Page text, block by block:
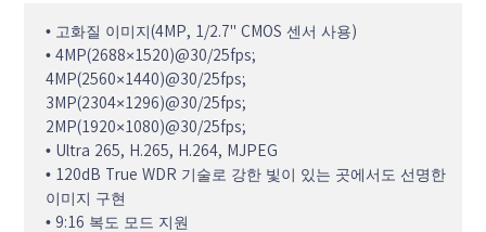
• 고화질 이미지(4MP, 1/2.7" CMOS 센서 사용)
• 4MP(2688×1520)@30/25fps;
4MP(2560×1440)@30/25fps;
3MP(2304×1296)@30/25fps;
2MP(1920×1080)@30/25fps;
• Ultra 265, H.265, H.264, MJPEG
• 120dB True WDR 기술로 강한 빛이 있는 곳에서도 선명한
이미지 구현
• 9:16 복도 모드 지원